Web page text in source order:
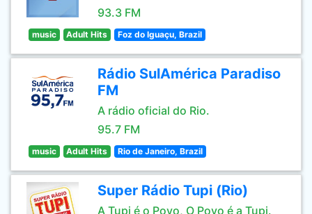
93.3 FM
music Adult Hits Foz do Iguaçu, Brazil
Rádio SulAmérica Paradiso
FM
A rádio oficial do Rio.
95.7 FM
music Adult Hits Rio de Janeiro, Brazil
Super Rádio Tupi (Rio)
A Tupi é o Povo, O Povo é a Tupi.